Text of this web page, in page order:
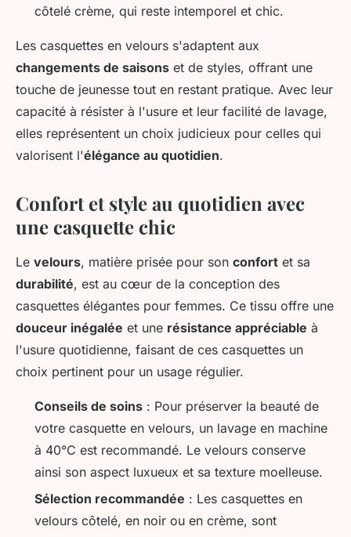
côtelé crème, qui reste intemporel et chic.
Les casquettes en velours s'adaptent aux
changements de saisons et de styles, offrant une
touche de jeunesse tout en restant pratique. Avec leur
capacité à résister à l'usure et leur facilité de lavage,
elles représentent un choix judicieux pour celles qui
valorisent l'élégance au quotidien.
Confort et style au quotidien avec
une casquette chic
Le velours, matière prisée pour son confort et sa
durabilité, est au cœur de la conception des
casquettes élégantes pour femmes. Ce tissu offre une
douceur inégalée et une résistance appréciable à
l'usure quotidienne, faisant de ces casquettes un
choix pertinent pour un usage régulier.
Conseils de soins : Pour préserver la beauté de
votre casquette en velours, un lavage en machine
à 40°C est recommandé. Le velours conserve
ainsi son aspect luxueux et sa texture moelleuse.
Sélection recommandée : Les casquettes en
velours côtelé, en noir ou en crème, sont